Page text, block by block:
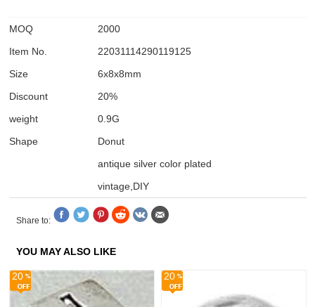
MOQ
2000
Item No.
22031114290119125
Size
6x8x8mm
Discount
20%
weight
0.9G
Shape
Donut
antique silver color plated
vintage,DIY
Share to:
YOU MAY ALSO LIKE
20 20